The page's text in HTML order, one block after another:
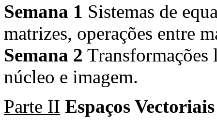
Semana 1 Sistemas de
matrizes, operações entre
Semana 2 Transformações
núcleo e imagem.
Parte II Espaços